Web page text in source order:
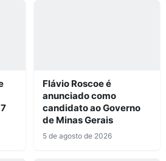
Flávio Roscoe é
anunciado como
candidato ao Governo
de Minas Gerais
5 de agosto de 2026